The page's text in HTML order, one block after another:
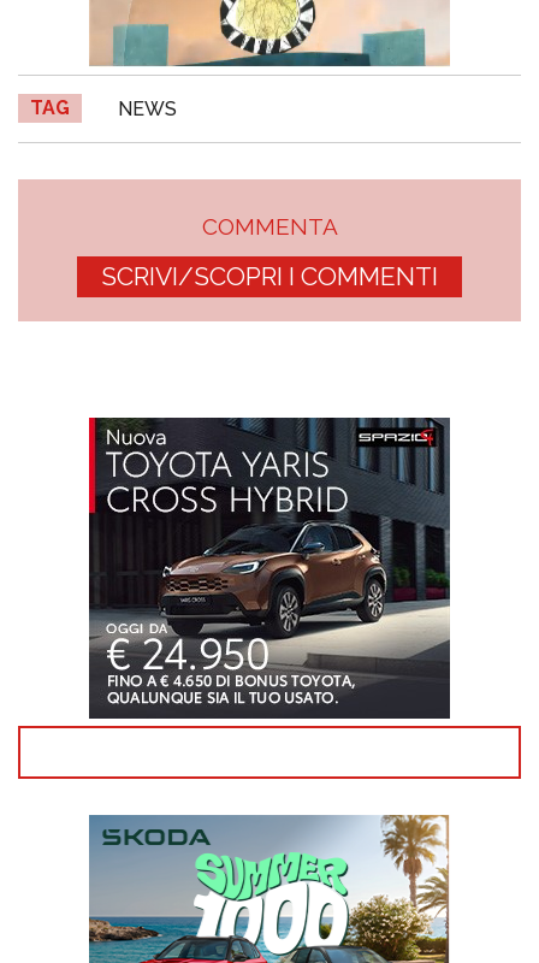
TAG NEWS
COMMENTA
SCRIVI/SCOPRI I COMMENTI